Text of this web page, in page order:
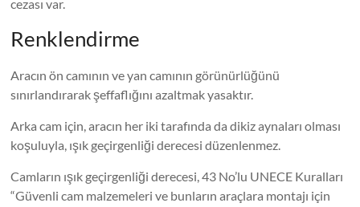
cezası var.
Renklendirme
Aracın ön camının ve yan camının görünürlüğünü
sınırlandırarak şeffaflığını azaltmak yasaktır.
Arka cam için, aracın her iki tarafında da dikiz aynaları olması
koşuluyla, ışık geçirgenliği derecesi düzenlenmez.
Camların ışık geçirgenliği derecesi, 43 No’lu UNECE Kuralları
“Güvenli cam malzemeleri ve bunların araçlara montajı için